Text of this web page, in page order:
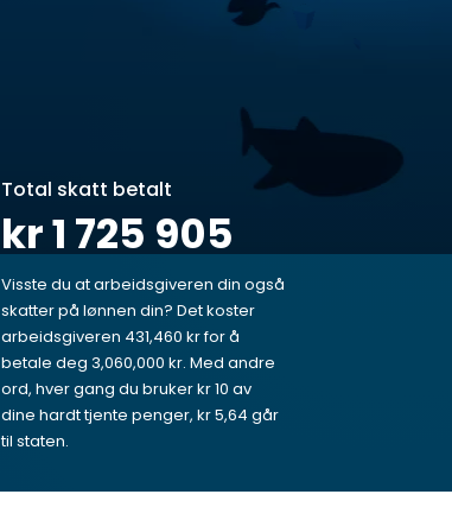
Total skatt betalt
kr 1 725 905
Visste du at arbeidsgiveren din også
skatter på lønnen din? Det koster
arbeidsgiveren 431,460 kr for å
betale deg 3,060,000 kr. Med andre
ord, hver gang du bruker kr 10 av
dine hardt tjente penger, kr 5,64 går
til staten.